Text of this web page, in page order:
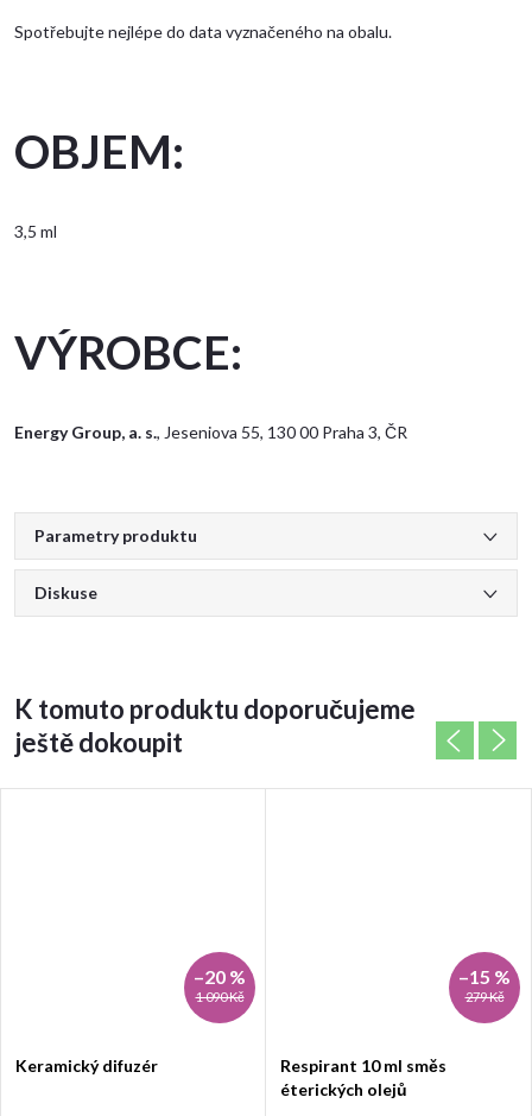
Spotřebujte nejlépe do data vyznačeného na obalu.
OBJEM:
3,5 ml
VÝROBCE:
Energy Group, a. s., Jeseniova 55, 130 00 Praha 3, ČR
Parametry produktu
Diskuse
K tomuto produktu doporučujeme
ještě dokoupit
1 090 Kč
–20 %
Keramický difuzér
279 Kč
–15 %
Respirant 10 ml směs
éterických olejů